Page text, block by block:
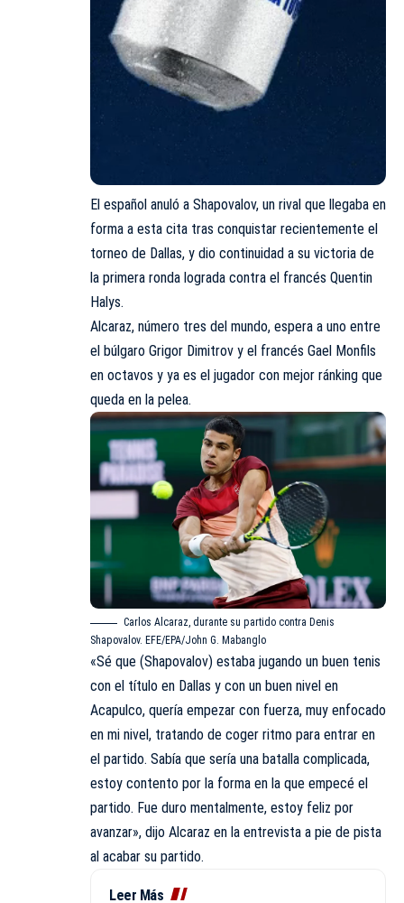
El español anuló a Shapovalov, un rival que llegaba en
forma a esta cita tras conquistar recientemente el
torneo de Dallas, y dio continuidad a su victoria de
la primera ronda lograda contra el francés Quentin
Halys.
Alcaraz, número tres del mundo, espera a uno entre
el búlgaro Grigor Dimitrov y el francés Gael Monfils
en octavos y ya es el jugador con mejor ránking que
queda en la pelea.
Carlos Alcaraz, durante su partido contra Denis
Shapovalov. EFE/EPA/John G. Mabanglo
«Sé que (Shapovalov) estaba jugando un buen tenis
con el título en Dallas y con un buen nivel en
Acapulco, quería empezar con fuerza, muy enfocado
en mi nivel, tratando de coger ritmo para entrar en
el partido. Sabía que sería una batalla complicada,
estoy contento por la forma en la que empecé el
partido. Fue duro mentalmente, estoy feliz por
avanzar», dijo Alcaraz en la entrevista a pie de pista
al acabar su partido.
Leer Más